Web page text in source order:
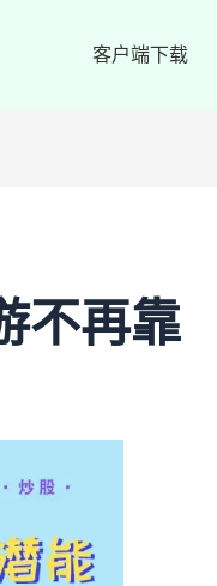
客户端下载
不再靠